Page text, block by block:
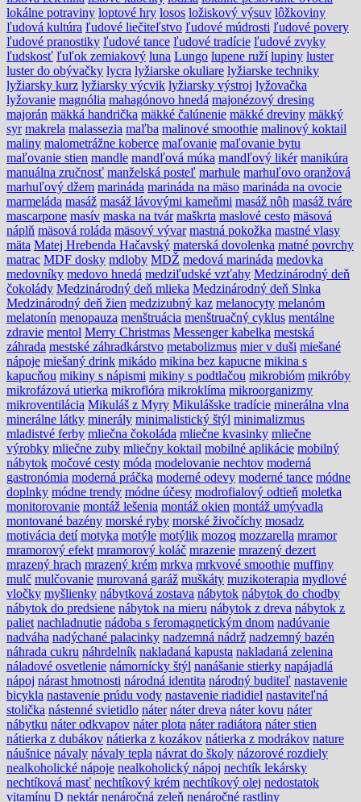
lokálne potraviny loptové hry losos ložiskový výsuv lôžkoviny
ľudová kultúra ľudové liečiteľstvo ľudové múdrosti ľudové povery
ľudové pranostiky ľudové tance ľudové tradície ľudové zvyky
ľudskosť ľuľok zemiakový luna Lungo lupene ruží lupiny luster
luster do obývačky lycra lyžiarske okuliare lyžiarske techniky
lyžiarsky kurz lyžiarsky výcvik lyžiarsky výstroj lyžovačka
lyžovanie magnólia mahagónovo hnedá majonézový dresing
majorán mäkká handrička mäkké čalúnenie mäkké dreviny mäkký
syr makrela malassezia maľba malinové smoothie malinový koktail
maliny malometrážne koberce maľovanie maľovanie bytu
maľovanie stien mandle mandľová múka mandľový likér manikúra
manuálna zručnosť manželská posteľ marhule marhuľovo oranžová
marhuľový džem marináda marináda na mäso marináda na ovocie
marmeláda masáž masáž lávovými kameňmi masáž nôh masáž tváre
mascarpone masív maska na tvár maškrta maslové cesto mäsová
náplň mäsová roláda mäsový vývar mastná pokožka mastné vlasy
mäta Matej Hrebenda Hačavský materská dovolenka matné povrchy
matrac MDF dosky mdloby MDŽ medová marináda medovka
medovníky medovo hnedá medziľudské vzťahy Medzinárodný deň
čokolády Medzinárodný deň mlieka Medzinárodný deň Slnka
Medzinárodný deň žien medzizubný kaz melanocyty melanóm
melatonín menopauza menštruácia menštruačný cyklus mentálne
zdravie mentol Merry Christmas Messenger kabelka mestská
záhrada mestské záhradkárstvo metabolizmus mier v duši miešané
nápoje miešaný drink mikádo mikina bez kapucne mikina s
kapucňou mikiny s nápismi mikiny s podtlačou mikrobióm mikróby
mikrofázová utierka mikroflóra mikroklíma mikroorganizmy
mikroventilácia Mikuláš z Myry Mikulášske tradície minerálna vlna
minerálne látky minerály minimalistický štýl minimalizmus
mladistvé ferby mliečna čokoláda mliečne kvasinky mliečne
výrobky mliečne zuby mliečny koktail mobilné aplikácie mobilný
nábytok močové cesty móda modelovanie nechtov moderná
gastronómia moderná práčka moderné odevy moderné tance módne
doplnky módne trendy módne účesy modrofialový odtieň moletka
monitorovanie montáž lešenia montáž okien montáž umývadla
montované bazény morské ryby morské živočíchy mosadz
motivácia detí motyka motýle motýlik mozog mozzarella mramor
mramorový efekt mramorový koláč mrazenie mrazený dezert
mrazený hrach mrazený krém mrkva mrkvové smoothie muffiny
mulč mulčovanie murovaná garáž muškáty muzikoterapia mydlové
vločky myšlienky nábytková zostava nábytok nábytok do chodby
nábytok do predsiene nábytok na mieru nábytok z dreva nábytok z
paliet nachladnutie nádoba s feromagnetickým dnom nadúvanie
nadváha nadýchané palacinky nadzemná nádrž nadzemný bazén
náhrada cukru náhrdelník nakladaná kapusta nakladaná zelenina
náladové osvetlenie námornícky štýl nanášanie stierky napájadlá
nápoj nárast hmotnosti národná identita národný buditeľ nastavenie
bicykla nastavenie prúdu vody nastavenie riadidiel nastaviteľná
stolička nástenné svietidlo náter náter dreva náter kovu náter
nábytku náter odkvapov náter plota náter radiátora náter stien
nátierka z dubákov nátierka z kozákov nátierka z modrákov nature
náušnice návaly návaly tepla návrat do školy názorové rozdiely
nealkoholické nápoje nealkoholický nápoj nechtík lekársky
nechtíková masť nechtíkový krém nechtíkový olej nedostatok
vitamínu D nektár nenáročná zeleň nenáročné rastliny